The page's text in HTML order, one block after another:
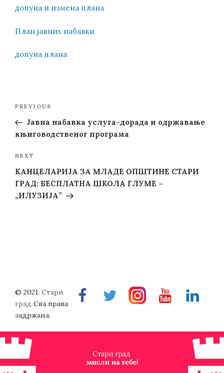
допуна и измена плана
План јавних набавки
допуна плана
Previous
Post
PREVIOUS
Јавна набавка услуга-дорада и одржавање
књиговодственог програма
Next
Post
NEXT
КАНЦЕЛАРИЈА ЗА МЛАДЕ ОПШТИНЕ СТАРИ
ГРАД: БЕСПЛАТНА ШКОЛА ГЛУМЕ –
„ИЛУЗИЈА”
FacebookTwitterInstragramYoutubeLinkedin
© 2021. Стари
град Сва права
задржана.